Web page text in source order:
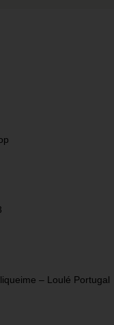
– Loulé Portugal